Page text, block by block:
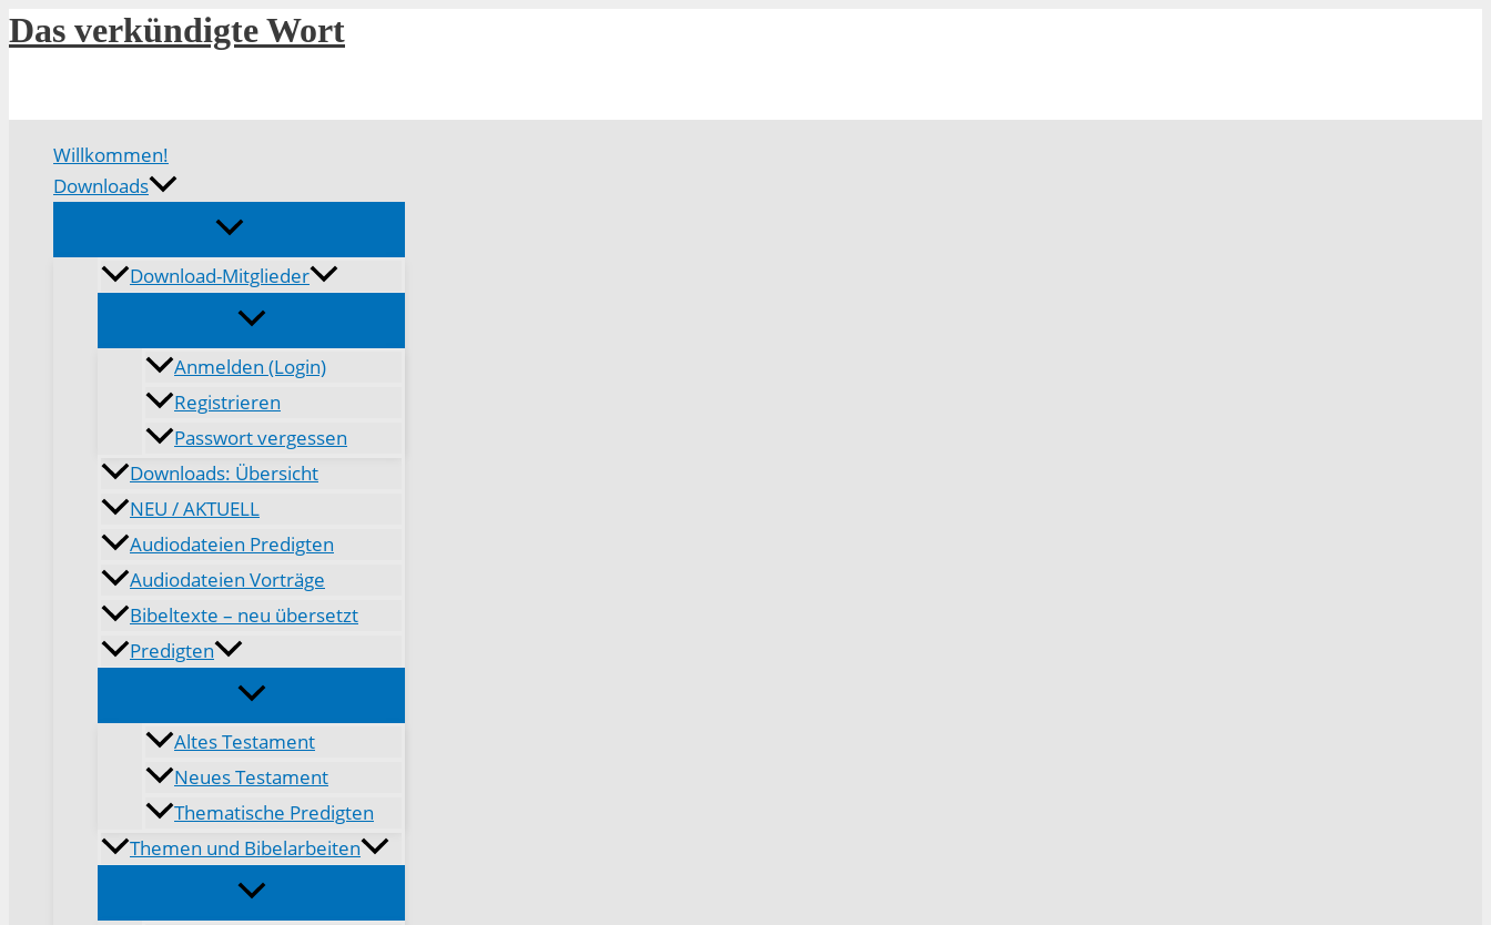
Zum
Inhalt
Das verkündigte Wort
Willkommen!
Downloads
Download-Mitglieder
Anmelden (Login)
Registrieren
Passwort vergessen
Downloads: Übersicht
NEU / AKTUELL
Audiodateien Predigten
Audiodateien Vorträge
Bibeltexte – neu übersetzt
Predigten
Altes Testament
Neues Testament
Thematische Predigten
Themen und Bibelarbeiten